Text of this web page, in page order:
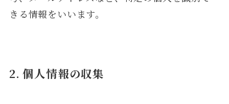
きる情報をいいます。
2. 個人情報の収集